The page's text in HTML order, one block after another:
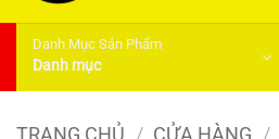
Danh Mục Sản Phẩm
Danh mục
TRANG CHỦ / CỬA HÀNG /